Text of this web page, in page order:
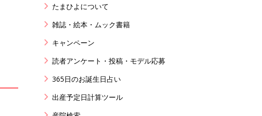
たまひよについて
雑誌・絵本・ムック書籍
キャンペーン
読者アンケート・投稿・モデル応募
365日のお誕生日占い
出産予定日計算ツール